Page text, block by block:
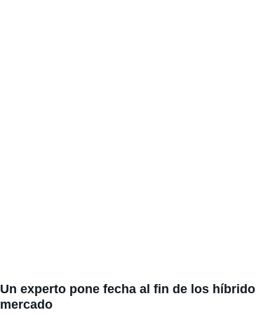
Un experto pone fecha al fin de los
mercado